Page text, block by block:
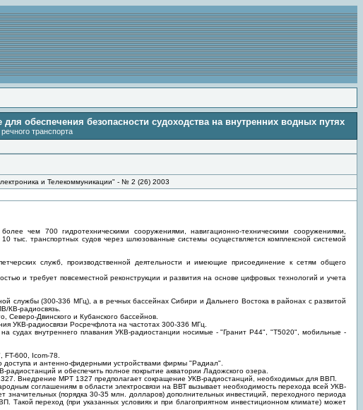
обеспечения безопасности судоходства на внутренних водных путях
транспорта
и Телекоммуникации" - № 2 (26) 2003
чем 700 гидротехническими сооружениями, навигационно-техническими сооружениями,
тыс. транспортных судов через шлюзованные системы осуществляется комплексной системой
служб, производственной деятельности и имеющие присоединение к сетям общего
и требует повсеместной реконструкции и развития на основе цифровых технологий и учета
службы (300-336 МГц), а в речных бассейнах Сибири и Дальнего Востока в районах с развитой
КВ-радиосвязь.
Северо-Двинского и Кубанского бассейнов.
УКВ-радиосвязи Росречфлота на частотах 300-336 МГц.
внутреннего плавания УКВ-радиостанции носимые - "Гранит Р44", "Т5020", мобильные -
600, Icom-78.
доступа и антенно-фидерными устройствами фирмы "Радиал".
и обеспечить полное покрытие акватории Ладожского озера.
Внедрение МРТ 1327 предполагает сокращение УКВ-радиостанций, необходимых для ВВП.
соглашениям в области электросвязи на ВВТ вызывает необходимость перехода всей УКВ-
(порядка 30-35 млн. долларов) дополнительных инвестиций, переходного периода
переход (при указанных условиях и при благоприятном инвестиционном климате) может